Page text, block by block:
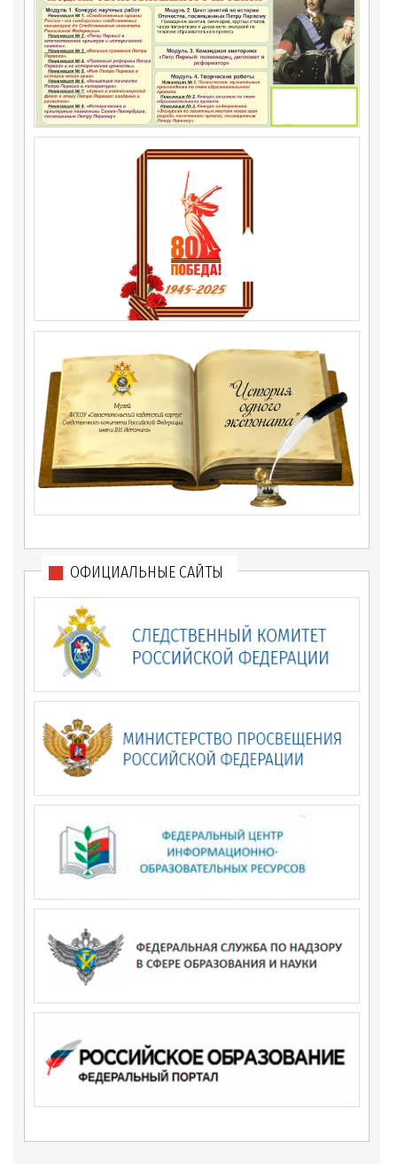
ОФИЦИАЛЬНЫЕ САЙТЫ